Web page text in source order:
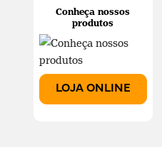
Conheça nossos
produtos
LOJA ONLINE